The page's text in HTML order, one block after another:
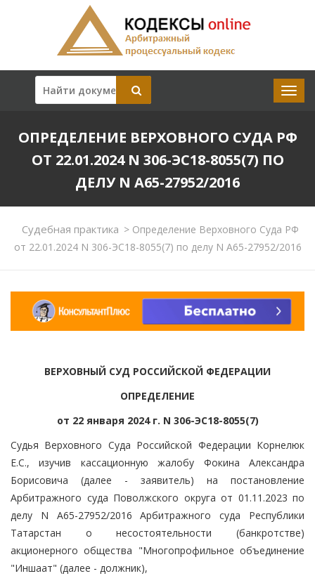
ОПРЕДЕЛЕНИЕ ВЕРХОВНОГО СУДА РФ
ОТ 22.01.2024 N 306-ЭС18-8055(7) ПО
ДЕЛУ N А65-27952/2016
Судебная практика >Определение Верховного Суда РФ
от 22.01.2024 N 306-ЭС18-8055(7) по делу N А65-27952/2016
ВЕРХОВНЫЙ СУД РОССИЙСКОЙ ФЕДЕРАЦИИ
ОПРЕДЕЛЕНИЕ
от 22 января 2024 г. N 306-ЭС18-8055(7)
Судья Верховного Суда Российской Федерации Корнелюк
Е.С., изучив кассационную жалобу Фокина Александра
Борисовича (далее - заявитель) на постановление
Арбитражного суда Поволжского округа от 01.11.2023 по
делу N А65-27952/2016 Арбитражного суда Республики
Татарстан о несостоятельности (банкротстве)
акционерного общества "Многопрофильное объединение
"Иншаат" (далее - должник),